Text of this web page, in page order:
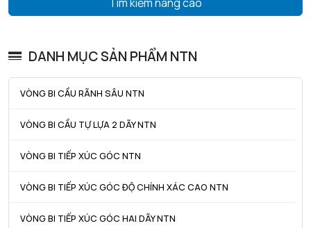
DANH MỤC SẢN PHẨM NTN
VÒNG BI CẦU RÃNH SÂU NTN
VÒNG BI CẦU TỰ LỰA 2 DÃY NTN
VÒNG BI TIẾP XÚC GÓC NTN
VÒNG BI TIẾP XÚC GÓC ĐỘ CHÍNH XÁC CAO NTN
VÒNG BI TIẾP XÚC GÓC HAI DÃY NTN